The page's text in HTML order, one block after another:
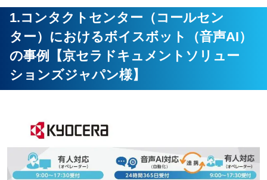
1.コンタクトセンター（コールセン
ター）におけるボイスボット（音声AI）
の事例【京セラドキュメントソリュー
ションズジャパン様】